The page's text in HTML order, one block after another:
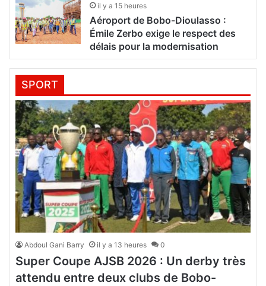
il y a 15 heures
Aéroport de Bobo-Dioulasso :
Émile Zerbo exige le respect des
délais pour la modernisation
SPORT
Abdoul Gani Barry il y a 13 heures 0
Super Coupe AJSB 2026 : Un derby très
attendu entre deux clubs de Bobo-